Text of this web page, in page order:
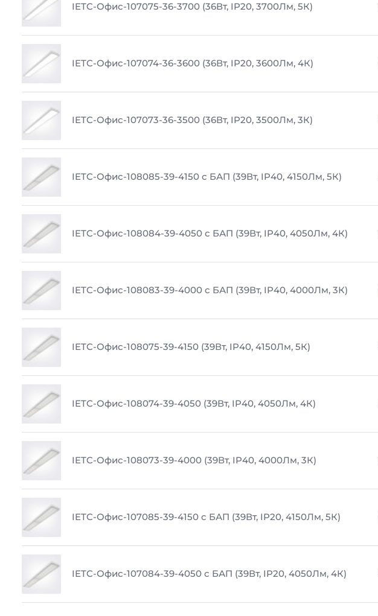
IETC-Офис-107075-36-3700 (36Вт, IP20, 3700Лм, 5К)
IETC-Офис-107074-36-3600 (36Вт, IP20, 3600Лм, 4К)
IETC-Офис-107073-36-3500 (36Вт, IP20, 3500Лм, 3К)
IETC-Офис-108085-39-4150 с БАП (39Вт, IP40, 4150Лм, 5К)
IETC-Офис-108084-39-4050 с БАП (39Вт, IP40, 4050Лм, 4К)
IETC-Офис-108083-39-4000 с БАП (39Вт, IP40, 4000Лм, 3К)
IETC-Офис-108075-39-4150 (39Вт, IP40, 4150Лм, 5К)
IETC-Офис-108074-39-4050 (39Вт, IP40, 4050Лм, 4К)
IETC-Офис-108073-39-4000 (39Вт, IP40, 4000Лм, 3К)
IETC-Офис-107085-39-4150 с БАП (39Вт, IP20, 4150Лм, 5К)
IETC-Офис-107084-39-4050 с БАП (39Вт, IP20, 4050Лм, 4К)